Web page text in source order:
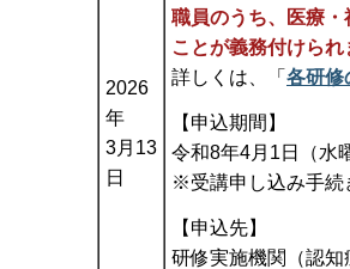
2026
年
3月13
日
職員のうち、医療
ことが義務付けられ
詳しくは、「 各研修
【申込期間】
令和8年4月1日（水
※受講申し込み手続
【申込先】
研修実施機関（認知